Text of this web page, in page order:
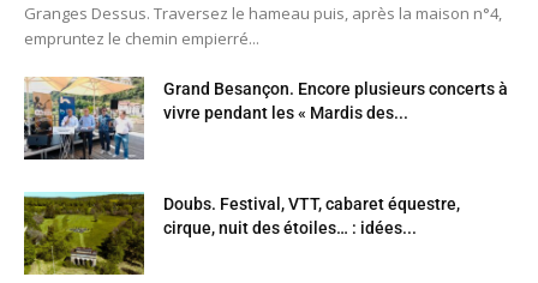
Granges Dessus. Traversez le hameau puis, après la maison n°4,
empruntez le chemin empierré...
Grand Besançon. Encore plusieurs concerts à
vivre pendant les « Mardis des...
Doubs. Festival, VTT, cabaret équestre,
cirque, nuit des étoiles… : idées...